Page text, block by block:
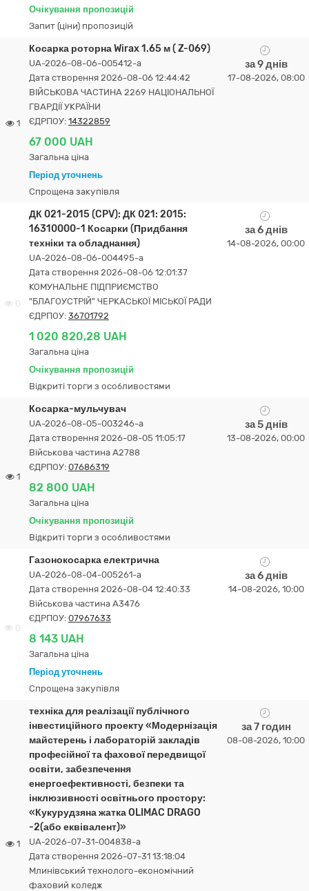
Очікування пропозицій
Запит (ціни) пропозицій
1
Косарка роторна Wirax 1.65 м ( Z-069)
UA-2026-08-06-005412-a
Дата створення 2026-08-06 12:44:42
ВІЙСЬКОВА ЧАСТИНА 2269 НАЦІОНАЛЬНОЇ
ГВАРДІЇ УКРАЇНИ
ЄДРПОУ: 14322859
67 000 UAH
Загальна ціна
Період уточнень
Спрощена закупівля
за 9 днів
17-08-2026, 08:00
0
ДК 021-2015 (CPV): ДК 021: 2015:
16310000-1 Косарки (Придбання
техніки та обладнання)
UA-2026-08-06-004495-a
Дата створення 2026-08-06 12:01:37
КОМУНАЛЬНЕ ПІДПРИЄМСТВО
"БЛАГОУСТРІЙ" ЧЕРКАСЬКОЇ МІСЬКОЇ РАДИ
ЄДРПОУ: 36701792
1 020 820,28 UAH
Загальна ціна
Очікування пропозицій
Відкриті торги з особливостями
за 6 днів
14-08-2026, 00:00
1
Косарка-мульчувач
UA-2026-08-05-003246-a
Дата створення 2026-08-05 11:05:17
Військова частина А2788
ЄДРПОУ: 07686319
82 800 UAH
Загальна ціна
Очікування пропозицій
Відкриті торги з особливостями
за 5 днів
13-08-2026, 00:00
0
Газонокосарка електрична
UA-2026-08-04-005261-a
Дата створення 2026-08-04 12:40:33
Військова частина А3476
ЄДРПОУ: 07967633
8 143 UAH
Загальна ціна
Період уточнень
Спрощена закупівля
за 6 днів
14-08-2026, 10:00
1
техніка для реалізації публічного
інвестиційного проекту «Модернізація
майстерень і лабораторій закладів
професійної та фахової передвищої
освіти, забезпечення
енергоефективності, безпеки та
інклюзивності освітнього простору:
«Кукурудзяна жатка OLIMAC DRAGO
-2(або еквівалент)»
UA-2026-07-31-004838-a
Дата створення 2026-07-31 13:18:04
Млинівський технолого-економічний
фаховий коледж
за 7 годин
08-08-2026, 10:00